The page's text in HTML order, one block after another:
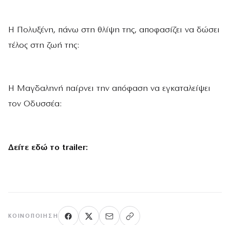
Η Πολυξένη, πάνω στη θλίψη της, αποφασίζει να δώσει
τέλος στη ζωή της:
Η Μαγδαληνή παίρνει την απόφαση να εγκαταλείψει
τον Οδυσσέα:
Δείτε εδώ το trailer:
ΚΟΙΝΟΠΟΊΗΣΗ